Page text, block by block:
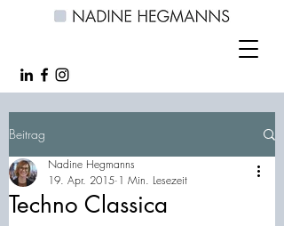
Beitrag
Techno Classica
Nadine Hegmanns
19. Apr. 2015 1 Min. Lesezeit